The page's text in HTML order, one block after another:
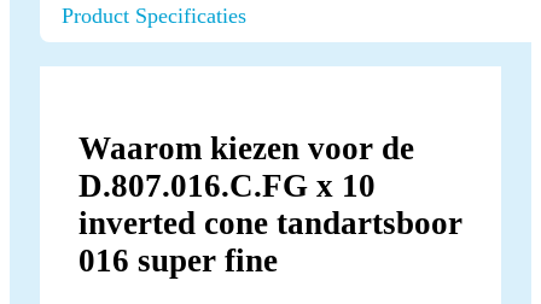
Product Specificaties
Waarom kiezen voor de
D.807.016.C.FG x 10
inverted cone tandartsboor
016 super fine